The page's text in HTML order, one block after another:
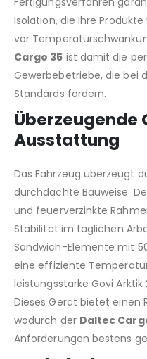
Isolation, die Ihre
vor
Cargo 35 ist damit die
Gewerbebetriebe, die bei
Standards fordern.
Überzeugende
Ausstattung
Das Fahrzeug überzeugt
durchdachte Bauweise.
und feuerverzinkte
Stabilität im täglichen
Sandwich-Elemente mit
eine effiziente
leistungsstarke Govi
Dieses Gerät bietet einen
wodurch der Daltec
Anforderungen bestens